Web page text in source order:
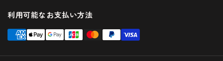
利用可能なお支払い方法